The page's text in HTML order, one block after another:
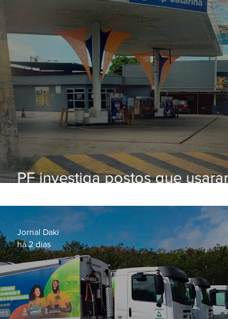
PF investiga postos que usaram
secretário morto em 2020
Jornal Daki
há 2 dias